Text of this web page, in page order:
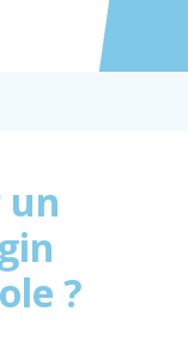
Accéder
un
?